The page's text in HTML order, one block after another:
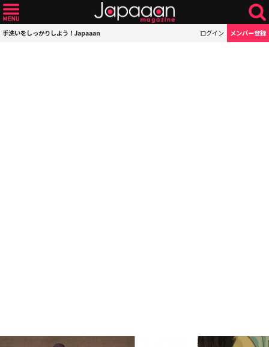
手洗いをしっかりしよう！Japaaan ログイン メンバー登録